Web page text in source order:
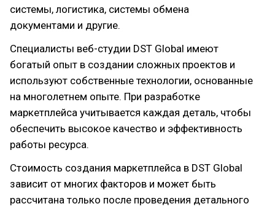
системы, логистика, системы обмена
документами и другие.
Специалисты веб-студии DST Global имеют
богатый опыт в создании сложных проектов и
используют собственные технологии, основанные
на многолетнем опыте. При разработке
маркетплейса учитывается каждая деталь, чтобы
обеспечить высокое качество и эффективность
работы ресурса.
Стоимость создания маркетплейса в DST Global
зависит от многих факторов и может быть
рассчитана только после проведения детального